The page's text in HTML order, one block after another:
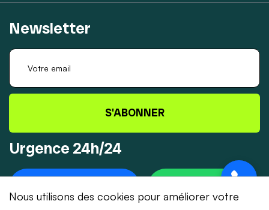
Newsletter
S'ABONNER
Urgence 24h/24
Nous utilisons des cookies pour améliorer votre